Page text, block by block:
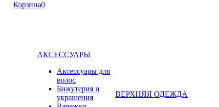
Корзина0
АКСЕССУАРЫ
Аксессуары для
волос
Бижутерия и
украшения
ВЕРХНЯЯ ОДЕЖДА